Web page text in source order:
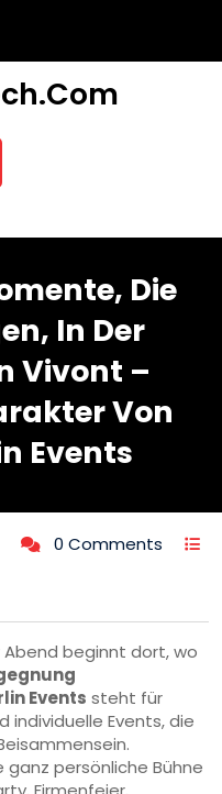
Die
In Der
Vivont –
Von
Events
0 Comments
beginnt dort, wo
Events steht für
Events, die
ganz persönliche Bühne